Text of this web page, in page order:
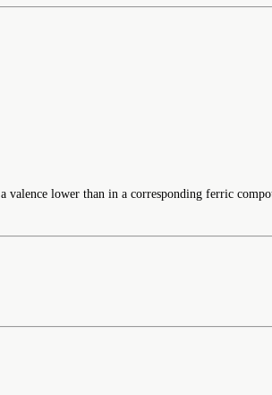
lower than in a corresponding ferric